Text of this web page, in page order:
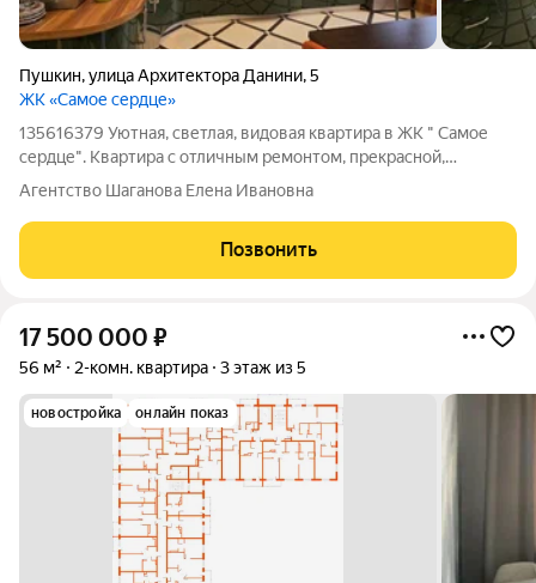
Пушкин,улица Архитектора Данини,5
ЖК «Самое сердце»
135616379 Уютная, светлая, видовая квартира в ЖК " Самое
сердце". Квартира с отличным ремонтом, прекрасной,
встроенной кухней, мебелью и техникой. Использование в
планировка делают жизнь в квартире
Агентство Шаганова Елена Ивановна
Позвонить
17 500 000 ₽
56 м² 2-комн. квартира 3 этаж из 5
новостройка онлайн показ